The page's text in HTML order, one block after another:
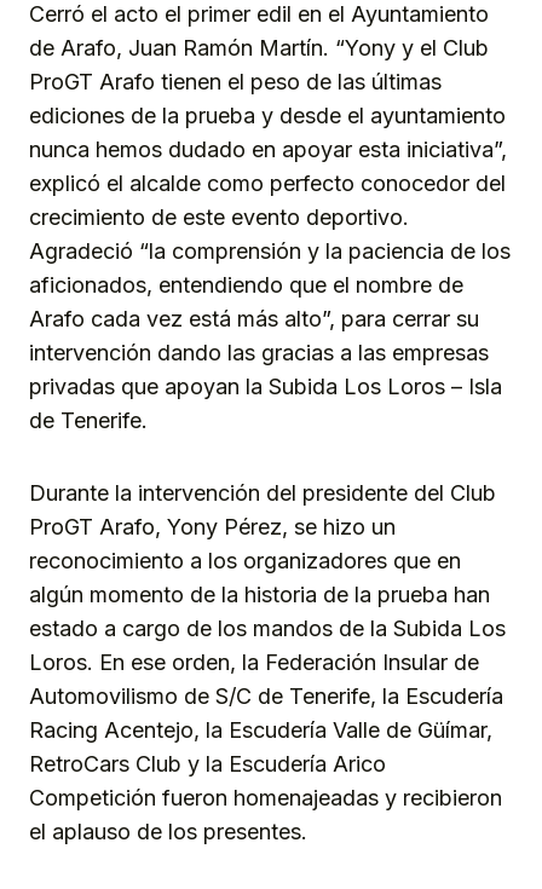
Cerró el acto el primer edil en el Ayuntamiento
de Arafo, Juan Ramón Martín. “Yony y el Club
ProGT Arafo tienen el peso de las últimas
ediciones de la prueba y desde el ayuntamiento
nunca hemos dudado en apoyar esta iniciativa”,
explicó el alcalde como perfecto conocedor del
crecimiento de este evento deportivo.
Agradeció “la comprensión y la paciencia de los
aficionados, entendiendo que el nombre de
Arafo cada vez está más alto”, para cerrar su
intervención dando las gracias a las empresas
privadas que apoyan la Subida Los Loros – Isla
de Tenerife.
Durante la intervención del presidente del Club
ProGT Arafo, Yony Pérez, se hizo un
reconocimiento a los organizadores que en
algún momento de la historia de la prueba han
estado a cargo de los mandos de la Subida Los
Loros. En ese orden, la Federación Insular de
Automovilismo de S/C de Tenerife, la Escudería
Racing Acentejo, la Escudería Valle de Güímar,
RetroCars Club y la Escudería Arico
Competición fueron homenajeadas y recibieron
el aplauso de los presentes.